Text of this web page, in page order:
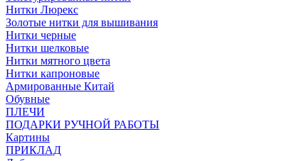
Нитки Люрекс
Золотые нитки для вышивания
Нитки черные
Нитки шелковые
Нитки мятного цвета
Нитки капроновые
Армированные Китай
Обувные
ПЛЕЧИ
ПОДАРКИ РУЧНОЙ РАБОТЫ
Картины
ПРИКЛАД